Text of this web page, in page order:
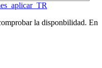
la disponbilidad. En